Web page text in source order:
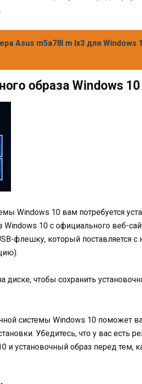
Asus m5a78l m lx3 для Windows
образа Windows 10
Windows 10 вам потребуется
10 с официального веб-
флешку, который поставляется с
диске, чтобы сохранить
системы Windows 10 поможет
Убедитесь, что у вас есть
установочный образ перед тем,